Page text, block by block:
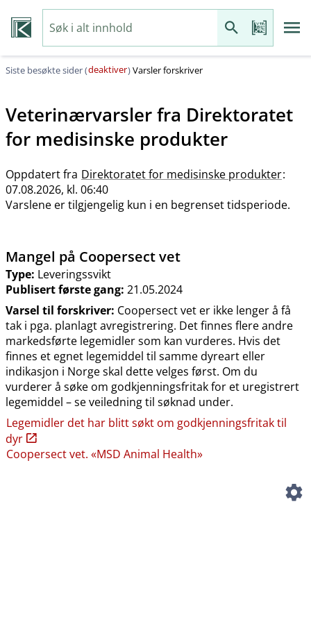
Siste besøkte sider (deaktiver)Varsler forskriver
Veterinærvarsler fra Direktoratet
for medisinske produkter
Oppdatert fra Direktoratet for medisinske produkter:
07.08.2026, kl. 06:40
Varslene er tilgjengelig kun i en begrenset tidsperiode.
Mangel på Coopersect vet
Type: Leveringssvikt
Publisert første gang: 21.05.2024
Varsel til forskriver: Coopersect vet er ikke lenger å få
tak i pga. planlagt avregistrering. Det finnes flere andre
markedsførte legemidler som kan vurderes. Hvis det
finnes et egnet legemiddel til samme dyreart eller
indikasjon i Norge skal dette velges først. Om du
vurderer å søke om godkjenningsfritak for et uregistrert
legemiddel – se veiledning til søknad under.
Legemidler det har blitt søkt om godkjenningsfritak til
dyr
Coopersect vet. «MSD Animal Health»